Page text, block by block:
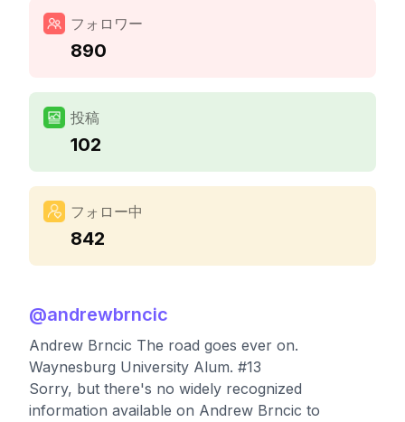
フォロワー
890
投稿
102
フォロー中
842
@andrewbrncic
Andrew Brncic The road goes ever on.
Waynesburg University Alum. #13
Sorry, but there's no widely recognized
information available on Andrew Brncic to